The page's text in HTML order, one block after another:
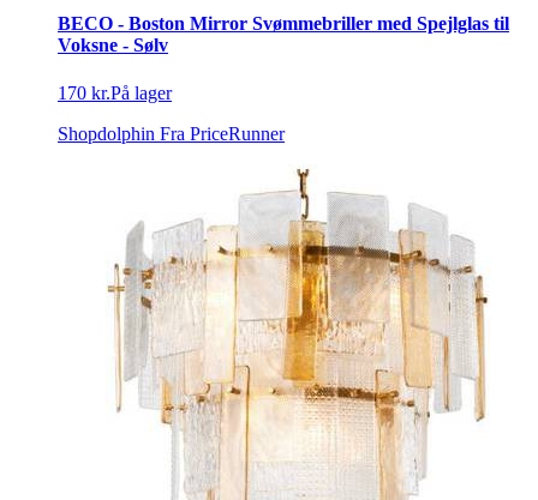
BECO - Boston Mirror Svømmebriller med Spejlglas til
Voksne - Sølv
170 kr.På lager
Shopdolphin Fra PriceRunner